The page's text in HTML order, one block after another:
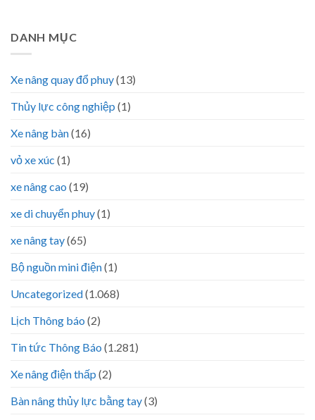
DANH MỤC
Xe nâng quay đổ phuy(13)
Thủy lực công nghiệp (1)
Xe nâng bàn(16)
vỏ xe xúc (1)
xe nâng cao (19)
xe di chuyển phuy(1)
xe nâng tay(65)
Bộ nguồn mini điện(1)
Uncategorized(1.068)
Lịch Thông báo (2)
Tin tức Thông Báo (1.281)
Xe nâng điện thấp (2)
Bàn nâng thủy lực bằng tay(3)